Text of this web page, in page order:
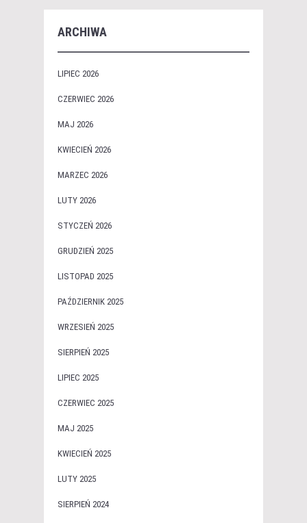
ARCHIWA
LIPIEC 2026
CZERWIEC 2026
MAJ 2026
KWIECIEŃ 2026
MARZEC 2026
LUTY 2026
STYCZEŃ 2026
GRUDZIEŃ 2025
LISTOPAD 2025
PAŹDZIERNIK 2025
WRZESIEŃ 2025
SIERPIEŃ 2025
LIPIEC 2025
CZERWIEC 2025
MAJ 2025
KWIECIEŃ 2025
LUTY 2025
SIERPIEŃ 2024